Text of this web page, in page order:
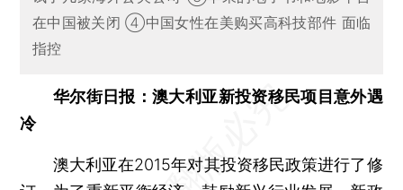
在中国被关闭 ④中国女性在美购买高科技部件 面临
指控
华尔街日报：澳大利亚新投资移民项目意外遇
冷
澳大利亚在2015年对其投资移民政策进行了修